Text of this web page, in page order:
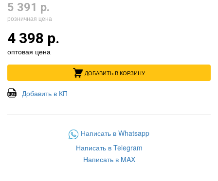
5 391 р.
розничная цена
4 398 р.
оптовая цена
ДОБАВИТЬ В КОРЗИНУ
Добавить в КП
Написать в Whatsapp
Написать в Telegram
Написать в MAX